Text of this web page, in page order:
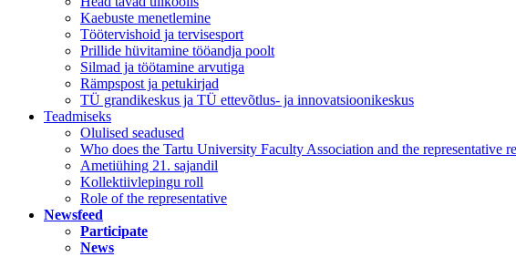
Kaebuste menetlemine
Töötervishoid ja tervisesport
Prillide hüvitamine tööandja poolt
Silmad ja töötamine arvutiga
Rämpspost ja petukirjad
TÜ grandikeskus ja TÜ ettevõtlus- ja innovatsioonikeskus
Teadmiseks
Olulised seadused
Who does the Tartu University Faculty Association and the representative
Ametiühing 21. sajandil
Kollektiivlepingu roll
Role of the representative
Newsfeed
Participate
News